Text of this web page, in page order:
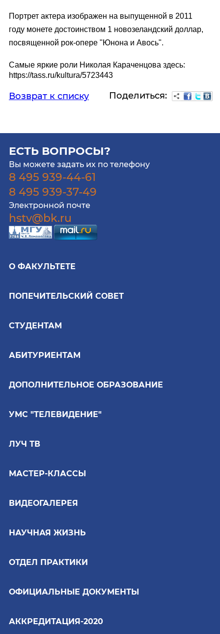
Портрет актера изображен на выпущенной в 2011
году монете достоинством 1 новозеландский доллар,
посвященной рок-опере "Юнона и Авось".
Самые яркие роли Николая Караченцова здесь:
https://tass.ru/kultura/5723443
Возврат к списку Поделиться:
ЕСТЬ ВОПРОСЫ?
Вы можете задать их по телефону
8 495 939-44-61
8 495 939-37-49
Электронной почте
hstv@bk.ru
О ФАКУЛЬТЕТЕ
ПОПЕЧИТЕЛЬСКИЙ СОВЕТ
СТУДЕНТАМ
АБИТУРИЕНТАМ
ДОПОЛНИТЕЛЬНОЕ ОБРАЗОВАНИЕ
УМС "ТЕЛЕВИДЕНИЕ"
ЛУЧ ТВ
МАСТЕР-КЛАССЫ
ВИДЕОГАЛЕРЕЯ
НАУЧНАЯ ЖИЗНЬ
ОТДЕЛ ПРАКТИКИ
ОФИЦИАЛЬНЫЕ ДОКУМЕНТЫ
АККРЕДИТАЦИЯ-2020